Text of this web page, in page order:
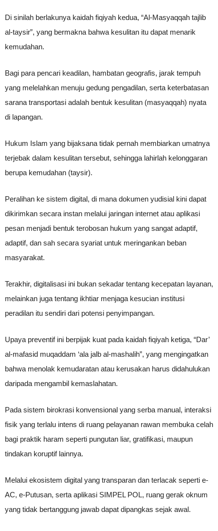
Di sinilah berlakunya kaidah fiqiyah kedua, “Al-Masyaqqah tajlib
al-taysir”, yang bermakna bahwa kesulitan itu dapat menarik
kemudahan.
Bagi para pencari keadilan, hambatan geografis, jarak tempuh
yang melelahkan menuju gedung pengadilan, serta keterbatasan
sarana transportasi adalah bentuk kesulitan (masyaqqah) nyata
di lapangan.
Hukum Islam yang bijaksana tidak pernah membiarkan umatnya
terjebak dalam kesulitan tersebut, sehingga lahirlah kelonggaran
berupa kemudahan (taysir).
Peralihan ke sistem digital, di mana dokumen yudisial kini dapat
dikirimkan secara instan melalui jaringan internet atau aplikasi
pesan menjadi bentuk terobosan hukum yang sangat adaptif,
adaptif, dan sah secara syariat untuk meringankan beban
masyarakat.
Terakhir, digitalisasi ini bukan sekadar tentang kecepatan layanan,
melainkan juga tentang ikhtiar menjaga kesucian institusi
peradilan itu sendiri dari potensi penyimpangan.
Upaya preventif ini berpijak kuat pada kaidah fiqiyah ketiga, “Dar’
al-mafasid muqaddam ‘ala jalb al-mashalih”, yang mengingatkan
bahwa menolak kemudaratan atau kerusakan harus didahulukan
daripada mengambil kemaslahatan.
Pada sistem birokrasi konvensional yang serba manual, interaksi
fisik yang terlalu intens di ruang pelayanan rawan membuka celah
bagi praktik haram seperti pungutan liar, gratifikasi, maupun
tindakan koruptif lainnya.
Melalui ekosistem digital yang transparan dan terlacak seperti e-
AC, e-Putusan, serta aplikasi SIMPEL POL, ruang gerak oknum
yang tidak bertanggung jawab dapat dipangkas sejak awal.